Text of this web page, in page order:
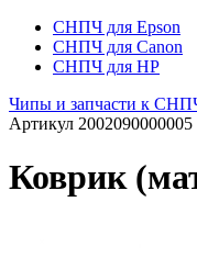
СНПЧ для Epson
СНПЧ для Canon
СНПЧ для HP
Чипы и запчасти к
Артикул 2002090000005
Коврик